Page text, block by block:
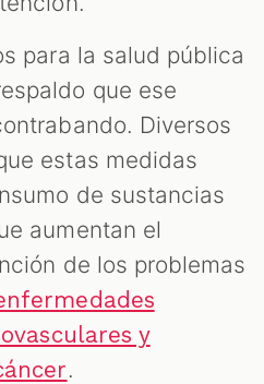
para la salud pública
que ese
Diversos
estas medidas
de sustancias
aumentan el
de los problemas
y
.